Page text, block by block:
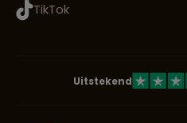
TikTok
Uitstekend